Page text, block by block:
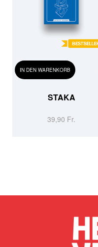
IN DEN WARENKORB
STAKA
39,90 Fr.